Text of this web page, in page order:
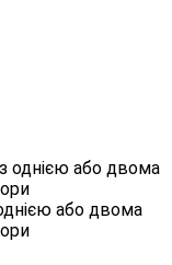
або двома